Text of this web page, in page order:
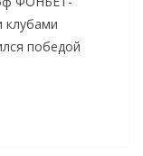
клубами
победой